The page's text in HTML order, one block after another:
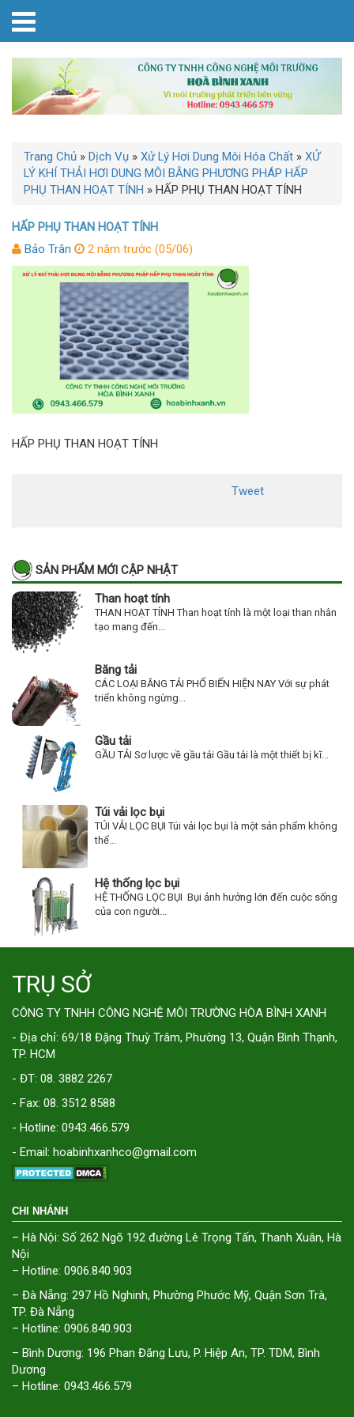
Trang Chủ » Dịch Vụ » Xử Lý Hơi Dung Môi Hóa Chất » XỬ
LÝ KHÍ THẢI HƠI DUNG MÔI BẰNG PHƯƠNG PHÁP HẤP
PHỤ THAN HOẠT TÍNH » HẤP PHỤ THAN HOẠT TÍNH
HẤP PHỤ THAN HOẠT TÍNH
Bảo Trân
2 năm trước (05/06)
HẤP PHỤ THAN HOẠT TÍNH
Tweet
SẢN PHẨM MỚI CẬP NHẬT
Than hoạt tính
THAN HOẠT TÍNH Than hoạt tính là một loại than nhân
tạo mang đến...
Băng tải
CÁC LOẠI BĂNG TẢI PHỔ BIẾN HIỆN NAY Với sự phát
triển không ngừng...
Gầu tải
GẦU TẢI Sơ lược về gầu tải Gầu tải là một thiết bị kĩ...
Túi vải lọc bụi
TÚI VẢI LỌC BỤI Túi vải lọc bụi là một sản phẩm không
thể...
Hệ thống lọc bụi
HỆ THỐNG LỌC BỤI Bụi ảnh hưởng lớn đến cuộc sống
của con người...
TRỤ SỞ
CÔNG TY TNHH CÔNG NGHỆ MÔI TRƯỜNG HÒA BÌNH XANH
- Địa chỉ: 69/18 Đặng Thuỳ Trâm, Phường 13, Quận Bình Thạnh,
TP. HCM
- ĐT: 08. 3882 2267
- Fax: 08. 3512 8588
- Hotline: 0943.466.579
- Email: hoabinhxanhco@gmail.com
CHI NHÁNH
– Hà Nội: Số 262 Ngõ 192 đường Lê Trọng Tấn, Thanh Xuân, Hà
Nội
– Hotline: 0906.840.903
– Đà Nẵng: 297 Hồ Nghinh, Phường Phước Mỹ, Quận Sơn Trà,
TP. Đà Nẵng
– Hotline: 0906.840.903
– Bình Dương: 196 Phan Đăng Lưu, P. Hiệp An, TP. TDM, Bình
Dương
– Hotline: 0943.466.579